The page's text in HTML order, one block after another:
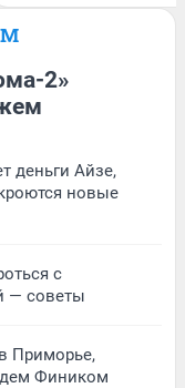
2»
деньги Айзе,
новые
с
— советы
Приморье,
Фиником